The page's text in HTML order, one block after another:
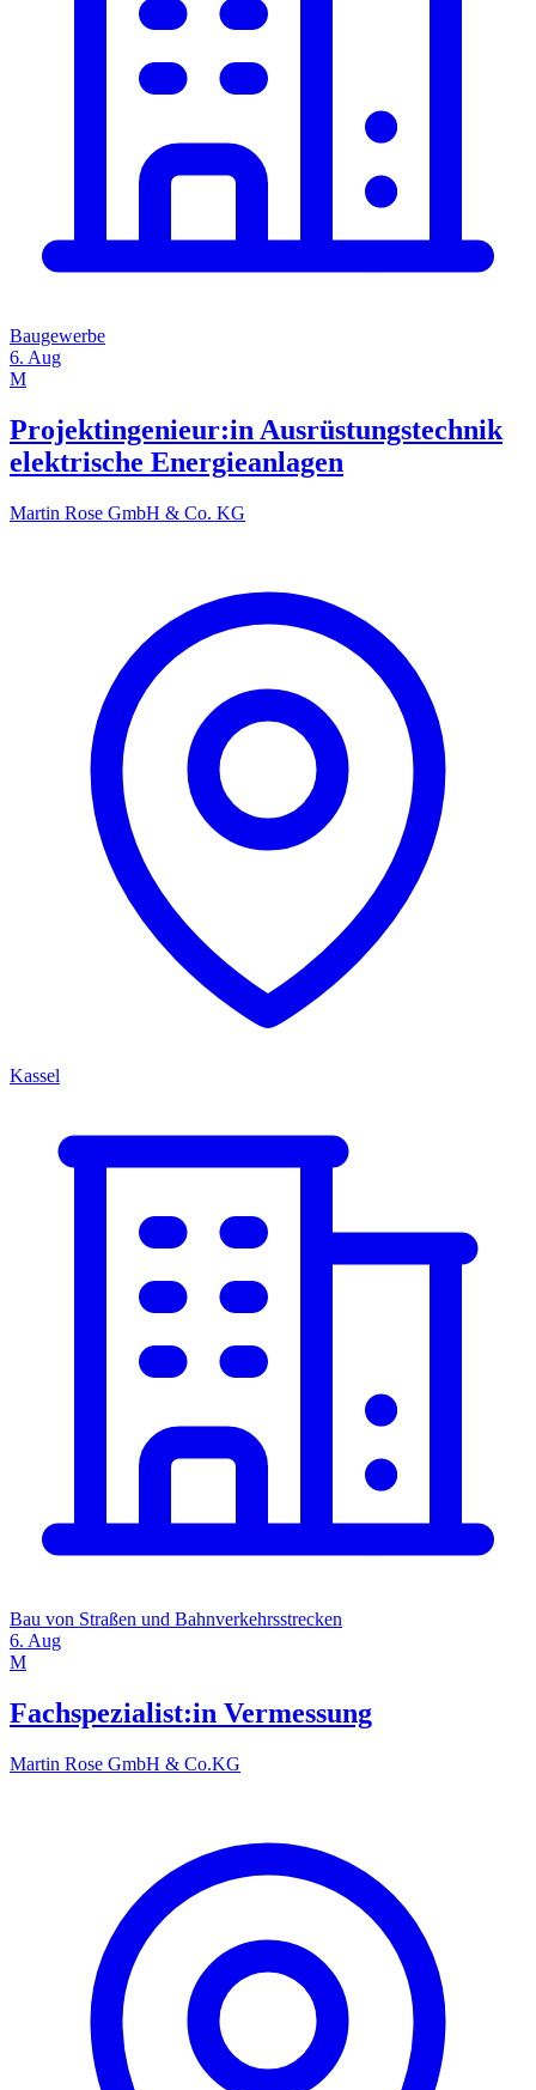
Baugewerbe
6. Aug
M
Projektingenieur:in Ausrüstungstechnik
elektrische Energieanlagen
Martin Rose GmbH & Co. KG
Kassel
Bau von Straßen und Bahnverkehrsstrecken
6. Aug
M
Fachspezialist:in Vermessung
Martin Rose GmbH & Co.KG